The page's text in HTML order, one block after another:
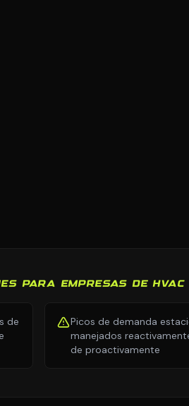
PARA EMPRESAS DE HVAC
de
Picos de demanda
manejados
de proactivamente